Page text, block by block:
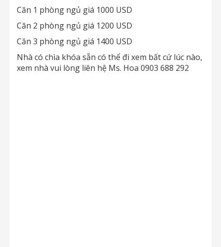
Căn 1 phòng ngủ giá 1000 USD
Căn 2 phòng ngủ giá 1200 USD
Căn 3 phòng ngủ giá 1400 USD
Nhà có chìa khóa sẵn có thể đi xem bất cứ lúc nào,
xem nhà vui lòng liên hệ Ms. Hoa 0903 688 292